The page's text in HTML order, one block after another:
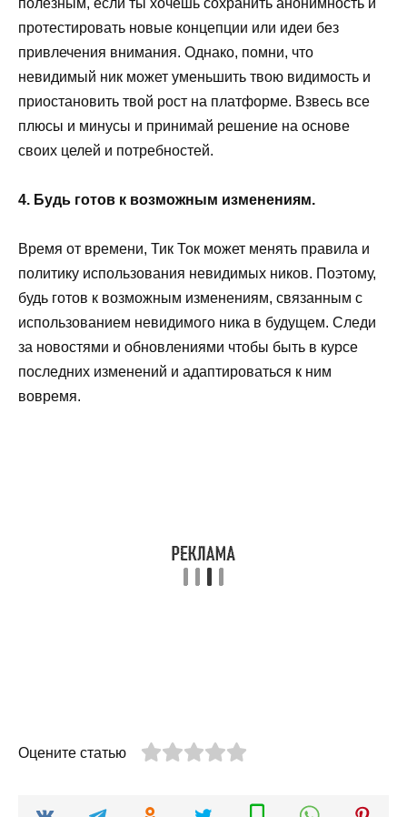
протестировать новые концепции или идеи без
привлечения внимания. Однако, помни, что
невидимый ник может уменьшить твою видимость и
приостановить твой рост на платформе. Взвесь все
плюсы и минусы и принимай решение на основе
своих целей и потребностей.
4. Будь готов к возможным изменениям.
Время от времени, Тик Ток может менять правила и
политику использования невидимых ников. Поэтому,
будь готов к возможным изменениям, связанным с
использованием невидимого ника в будущем. Следи
за новостями и обновлениями чтобы быть в курсе
последних изменений и адаптироваться к ним
вовремя.
Оцените статью